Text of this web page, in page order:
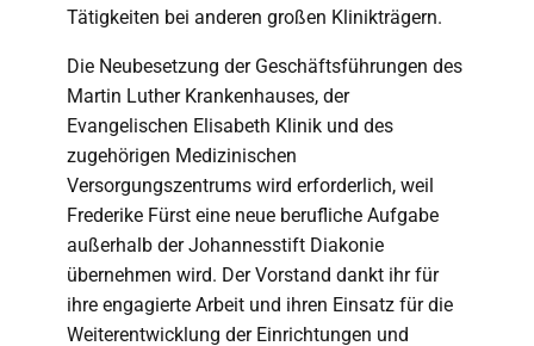
Tätigkeiten bei anderen großen Klinikträgern.
Die Neubesetzung der Geschäftsführungen des
Martin Luther Krankenhauses, der
Evangelischen Elisabeth Klinik und des
zugehörigen Medizinischen
Versorgungszentrums wird erforderlich, weil
Frederike Fürst eine neue berufliche Aufgabe
außerhalb der Johannesstift Diakonie
übernehmen wird. Der Vorstand dankt ihr für
ihre engagierte Arbeit und ihren Einsatz für die
Weiterentwicklung der Einrichtungen und